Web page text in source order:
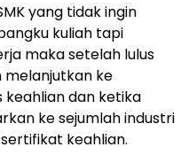
yang tidak ingin
kuliah tapi
maka setelah lulus
melanjutkan ke
dan ketika
ke sejumlah industri
keahlian.